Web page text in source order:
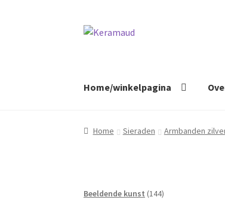
Ga
Ga
Home/winkelpagina
Home Sieraden Armbanden
Beeldende kunst 144144